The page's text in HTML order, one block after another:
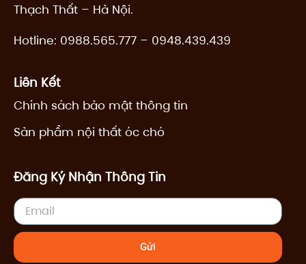
Thạch Thất – Hà Nội.
Hotline: 0988.565.777 – 0948.439.439
Liên Kết
Chính sách bảo mật thông tin
Sản phẩm nội thất óc chó
Đăng Ký Nhận Thông Tin
Email
Gửi